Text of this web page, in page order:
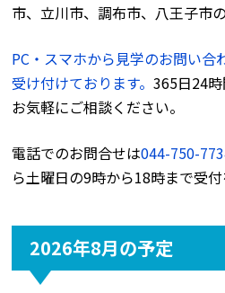
市、立川市、調布市、八王子市
PC・スマホから見学のお問い合
受け付けております。365日24時
お気軽にご相談ください。
電話でのお問合せは044-750-
ら土曜日の9時から18時まで受付
2026年8月の予定